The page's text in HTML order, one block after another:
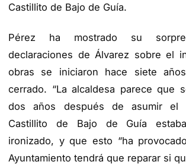
Castillito de Bajo de Guía.
Pérez ha mostrado su
declaraciones de Álvarez sobre el
obras se iniciaron hace siete
cerrado. “La alcaldesa parece que
dos años después de asumir el
Castillito de Bajo de Guía
ironizado, y que esto “ha
Ayuntamiento tendrá que reparar si